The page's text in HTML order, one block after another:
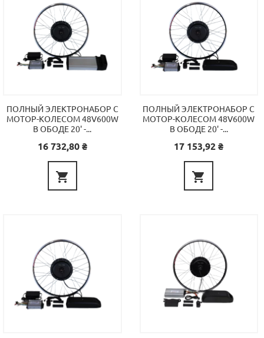
ПОЛНЫЙ ЭЛЕКТРОНАБОР С
МОТОР-КОЛЕСОМ 48V600W
В ОБОДЕ 20' -...
Цена
16 732,80 ₴

ПОЛНЫЙ ЭЛЕКТРОНАБОР С
МОТОР-КОЛЕСОМ 48V600W
В ОБОДЕ 20' -...
Цена
17 153,92 ₴
